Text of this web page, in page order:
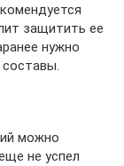
защитить ее
нужно
можно
не успел